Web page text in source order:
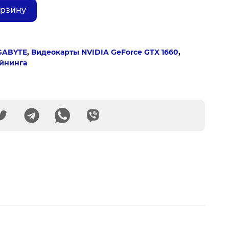
, Видеокарты NVIDIA GeForce GTX 1660,